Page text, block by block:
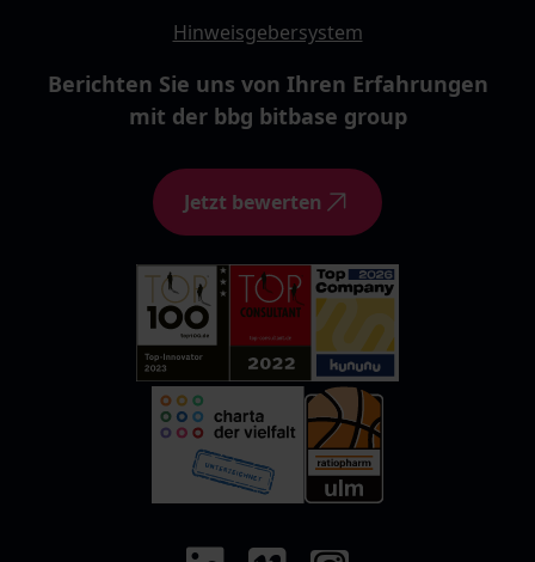
Hinweisgebersystem
Berichten Sie uns von Ihren Erfahrungen
mit der bbg bitbase group
Jetzt bewerten